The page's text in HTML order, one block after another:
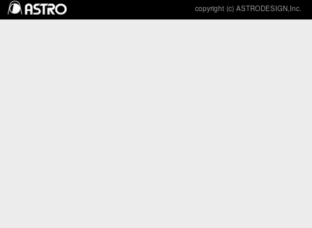
copyright (c) ASTRODESIGN,Inc.